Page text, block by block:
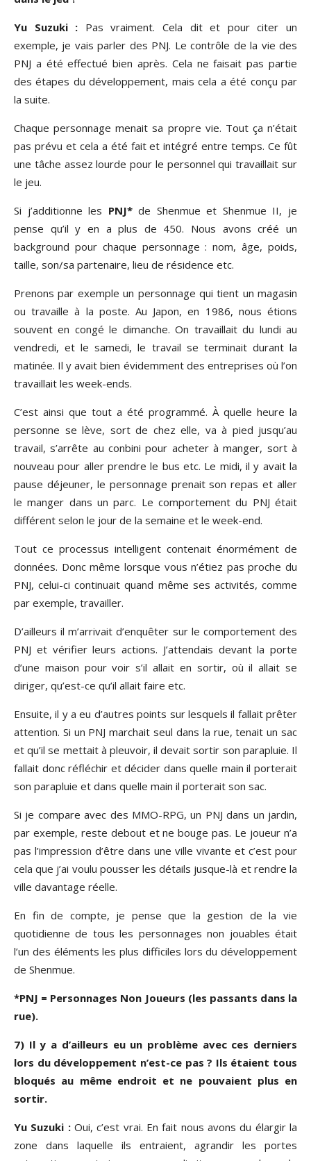
Yu Suzuki : Pas vraiment. Cela dit et pour citer un
exemple, je vais parler des PNJ. Le contrôle de la vie des
PNJ a été effectué bien après. Cela ne faisait pas partie
des étapes du développement, mais cela a été conçu par
la suite.
Chaque personnage menait sa propre vie. Tout ça n’était
pas prévu et cela a été fait et intégré entre temps. Ce fût
une tâche assez lourde pour le personnel qui travaillait sur
le jeu.
Si j’additionne les PNJ*de Shenmue et Shenmue II, je
pense qu’il y en a plus de 450. Nous avons créé un
background pour chaque personnage : nom, âge, poids,
taille, son/sa partenaire, lieu de résidence etc.
Prenons par exemple un personnage qui tient un magasin
ou travaille à la poste. Au Japon, en 1986, nous étions
souvent en congé le dimanche. On travaillait du lundi au
vendredi, et le samedi, le travail se terminait durant la
matinée. Il y avait bien évidemment des entreprises où l’on
travaillait les week-ends.
C’est ainsi que tout a été programmé. À quelle heure la
personne se lève, sort de chez elle, va à pied jusqu’au
travail, s’arrête au conbini pour acheter à manger, sort à
nouveau pour aller prendre le bus etc. Le midi, il y avait la
pause déjeuner, le personnage prenait son repas et aller
le manger dans un parc. Le comportement du PNJ était
différent selon le jour de la semaine et le week-end.
Tout ce processus intelligent contenait énormément de
données. Donc même lorsque vous n’étiez pas proche du
PNJ, celui-ci continuait quand même ses activités, comme
par exemple, travailler.
D’ailleurs il m’arrivait d’enquêter sur le comportement des
PNJ et vérifier leurs actions. J’attendais devant la porte
d’une maison pour voir s’il allait en sortir, où il allait se
diriger, qu’est-ce qu’il allait faire etc.
Ensuite, il y a eu d’autres points sur lesquels il fallait prêter
attention. Si un PNJ marchait seul dans la rue, tenait un sac
et qu’il se mettait à pleuvoir, il devait sortir son parapluie. Il
fallait donc réfléchir et décider dans quelle main il porterait
son parapluie et dans quelle main il porterait son sac.
Si je compare avec des MMO-RPG, un PNJ dans un jardin,
par exemple, reste debout et ne bouge pas. Le joueur n’a
pas l’impression d’être dans une ville vivante et c’est pour
cela que j’ai voulu pousser les détails jusque-là et rendre la
ville davantage réelle.
En fin de compte, je pense que la gestion de la vie
quotidienne de tous les personnages non jouables était
l’un des éléments les plus difficiles lors du développement
de Shenmue.
*PNJ = Personnages Non Joueurs (les passants dans la
rue).
7) Il y a d’ailleurs eu un problème avec ces derniers
lors du développement n’est-ce pas ? Ils étaient tous
bloqués au même endroit et ne pouvaient plus en
sortir.
Yu Suzuki :Oui, c’est vrai. En fait nous avons du élargir la
zone dans laquelle ils entraient, agrandir les portes